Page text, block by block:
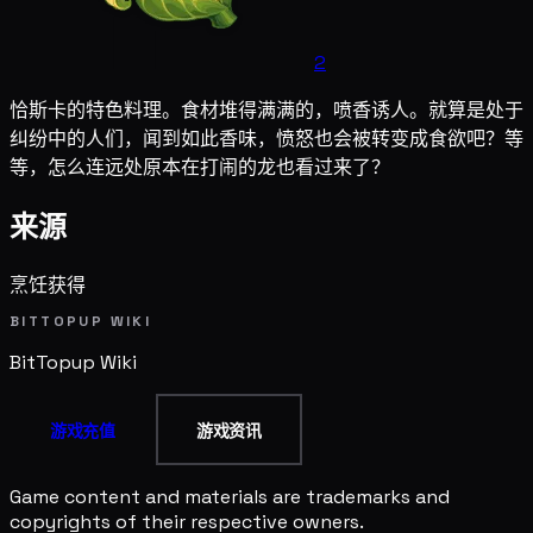
2
恰斯卡的特色料理。食材堆得满满的，喷香诱人。就算是处于
纠纷中的人们，闻到如此香味，愤怒也会被转变成食欲吧？等
等，怎么连远处原本在打闹的龙也看过来了？
来源
烹饪获得
BITTOPUP WIKI
BitTopup Wiki
游戏充值 游戏资讯
Game content and materials are trademarks and
copyrights of their respective owners.